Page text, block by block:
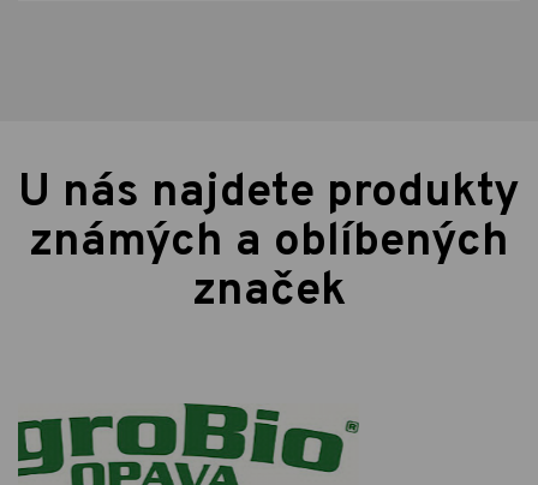
U nás najdete produkty
známých a oblíbených
značek